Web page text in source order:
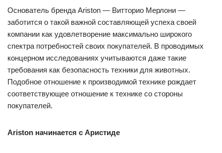
Основатель бренда Ariston — Витторио Мерлони —
заботится о такой важной составляющей успеха своей
компании как удовлетворение максимально широкого
спектра потребностей своих покупателей. В проводимых
концерном исследованиях учитываются даже такие
требования как безопасность техники для животных.
Подобное отношение к производимой технике рождает
соответствующее отношение к технике со стороны
покупателей.
Ariston начинается с Аристиде